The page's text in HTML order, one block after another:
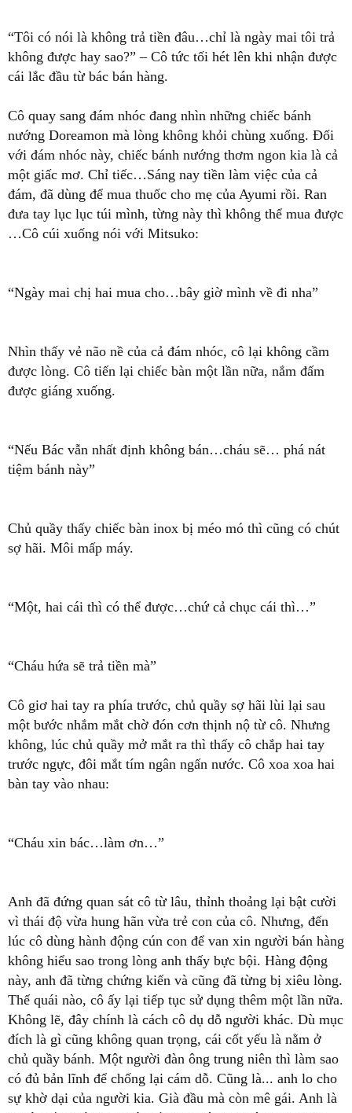
“Tôi có nói là không trả tiền đâu…chỉ là ngày mai tôi trả
không được hay sao?” – Cô tức tối hét lên khi nhận được
cái lắc đầu từ bác bán hàng.
Cô quay sang đám nhóc đang nhìn những chiếc bánh
nướng Doreamon mà lòng không khỏi chùng xuống. Đối
với đám nhóc này, chiếc bánh nướng thơm ngon kia là cả
một giấc mơ. Chỉ tiếc…Sáng nay tiền làm việc của cả
đám, đã dùng để mua thuốc cho mẹ của Ayumi rồi. Ran
đưa tay lục lục túi mình, từng này thì không thể mua được
…Cô cúi xuống nói với Mitsuko:
“Ngày mai chị hai mua cho…bây giờ mình về đi nha”
Nhìn thấy vẻ não nề của cả đám nhóc, cô lại không cầm
được lòng. Cô tiến lại chiếc bàn một lần nữa, nắm đấm
được giáng xuống.
“Nếu Bác vẫn nhất định không bán…cháu sẽ… phá nát
tiệm bánh này”
Chủ quầy thấy chiếc bàn inox bị méo mó thì cũng có chút
sợ hãi. Môi mấp máy.
“Một, hai cái thì có thể được…chứ cả chục cái thì…”
“Cháu hứa sẽ trả tiền mà”
Cô giơ hai tay ra phía trước, chủ quầy sợ hãi lùi lại sau
một bước nhắm mắt chờ đón cơn thịnh nộ từ cô. Nhưng
không, lúc chủ quầy mở mắt ra thì thấy cô chắp hai tay
trước ngực, đôi mắt tím ngân ngấn nước. Cô xoa xoa hai
bàn tay vào nhau:
“Cháu xin bác…làm ơn…”
Anh đã đứng quan sát cô từ lâu, thỉnh thoảng lại bật cười
vì thái độ vừa hung hãn vừa trẻ con của cô. Nhưng, đến
lúc cô dùng hành động cún con để van xin người bán hàng
không hiểu sao trong lòng anh thấy bực bội. Hàng động
này, anh đã từng chứng kiến và cũng đã từng bị xiêu lòng.
Thế quái nào, cô ấy lại tiếp tục sử dụng thêm một lần nữa.
Không lẽ, đây chính là cách cô dụ dỗ người khác. Dù mục
đích là gì cũng không quan trọng, cái cốt yếu là nằm ở
chủ quầy bánh. Một người đàn ông trung niên thì làm sao
có đủ bản lĩnh để chống lại cám dỗ. Cũng là... anh lo cho
sự khờ dại của người kia. Già đầu mà còn mê gái. Anh là